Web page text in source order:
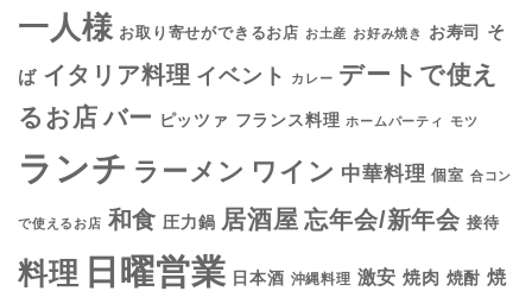
一人様 お取り寄せができるお店 お土産 お好み焼き お寿司 そ
ば イタリア料理 イベント カレー デートで使え
るお店 バー ピッツァ フランス料理 ホームパーティ モツ
ランチ ラーメン ワイン 中華料理 個室 合コン
で使えるお店 和食 圧力鍋 居酒屋 忘年会/新年会 接待
料理 日曜営業 日本酒 沖縄料理 激安 焼肉 焼酎 焼